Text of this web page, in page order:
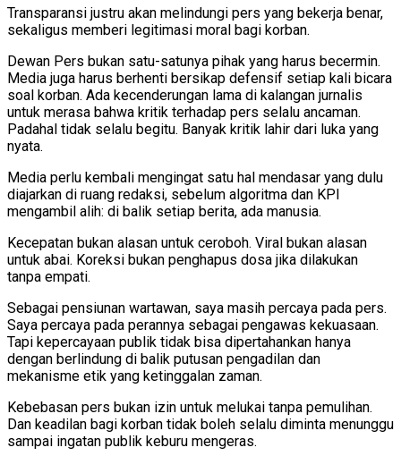
Transparansi justru akan melindungi pers yang bekerja benar,
sekaligus memberi legitimasi moral bagi korban.
Dewan Pers bukan satu-satunya pihak yang harus becermin.
Media juga harus berhenti bersikap defensif setiap kali bicara
soal korban. Ada kecenderungan lama di kalangan jurnalis
untuk merasa bahwa kritik terhadap pers selalu ancaman.
Padahal tidak selalu begitu. Banyak kritik lahir dari luka yang
nyata.
Media perlu kembali mengingat satu hal mendasar yang dulu
diajarkan di ruang redaksi, sebelum algoritma dan KPI
mengambil alih: di balik setiap berita, ada manusia.
Kecepatan bukan alasan untuk ceroboh. Viral bukan alasan
untuk abai. Koreksi bukan penghapus dosa jika dilakukan
tanpa empati.
Sebagai pensiunan wartawan, saya masih percaya pada pers.
Saya percaya pada perannya sebagai pengawas kekuasaan.
Tapi kepercayaan publik tidak bisa dipertahankan hanya
dengan berlindung di balik putusan pengadilan dan
mekanisme etik yang ketinggalan zaman.
Kebebasan pers bukan izin untuk melukai tanpa pemulihan.
Dan keadilan bagi korban tidak boleh selalu diminta menunggu
sampai ingatan publik keburu mengeras.